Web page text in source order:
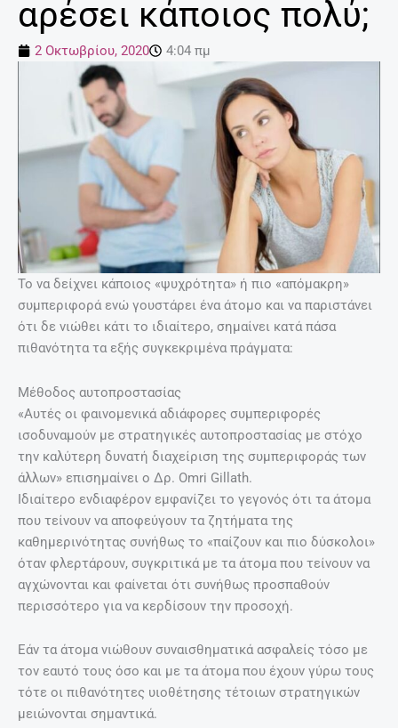
αρέσει κάποιος πολύ;
2 Οκτωβρίου, 2020 4:04 πμ
Το να δείχνει κάποιος «ψυχρότητα» ή πιο «απόμακρη»
συμπεριφορά ενώ γουστάρει ένα άτομο και να παριστάνει
ότι δε νιώθει κάτι το ιδιαίτερο, σημαίνει κατά πάσα
πιθανότητα τα εξής συγκεκριμένα πράγματα:
Μέθοδος αυτοπροστασίας
«Αυτές οι φαινομενικά αδιάφορες συμπεριφορές
ισοδυναμούν με στρατηγικές αυτοπροστασίας με στόχο
την καλύτερη δυνατή διαχείριση της συμπεριφοράς των
άλλων» επισημαίνει ο Δρ. Omri Gillath.
Ιδιαίτερο ενδιαφέρον εμφανίζει το γεγονός ότι τα άτομα
που τείνουν να αποφεύγουν τα ζητήματα της
καθημερινότητας συνήθως το «παίζουν και πιο δύσκολοι»
όταν φλερτάρουν, συγκριτικά με τα άτομα που τείνουν να
αγχώνονται και φαίνεται ότι συνήθως προσπαθούν
περισσότερο για να κερδίσουν την προσοχή.
Εάν τα άτομα νιώθουν συναισθηματικά ασφαλείς τόσο με
τον εαυτό τους όσο και με τα άτομα που έχουν γύρω τους
τότε οι πιθανότητες υιοθέτησης τέτοιων στρατηγικών
μειώνονται σημαντικά.